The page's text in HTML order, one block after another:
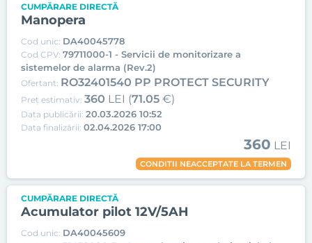
CUMPĂRARE DIRECTĂ
Manopera
Cod unic: DA40045778
Cod CPV: 79711000-1 - Servicii de monitorizare a
sistemelor de alarma (Rev.2)
Ofertant: RO32401540 PP PROTECT SECURITY
Preț estimativ: 360 LEI (71.05 €)
Data publicării: 20.03.2026 10:52
Data finalizării: 02.04.2026 17:00
360 LEI
CONDITII NEACCEPTATE LA TERMEN
CUMPĂRARE DIRECTĂ
Acumulator pilot 12V/5AH
Cod unic: DA40045609